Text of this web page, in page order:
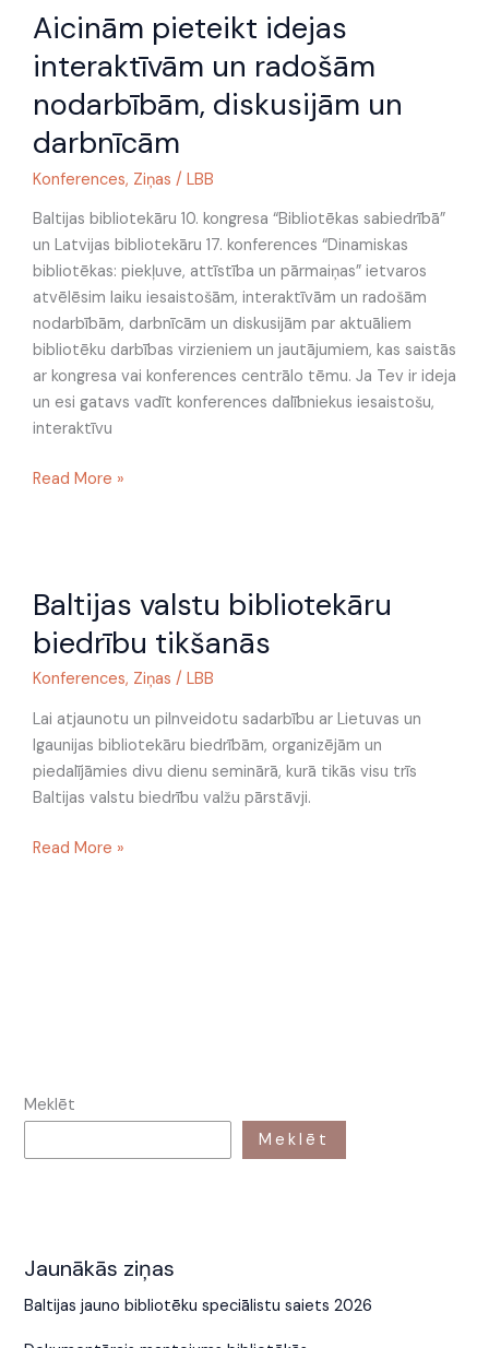
Aicinām pieteikt idejas
interaktīvām un radošām
nodarbībām, diskusijām un
darbnīcām
Konferences, Ziņas / LBB
Baltijas bibliotekāru 10. kongresa “Bibliotēkas sabiedrībā”
un Latvijas bibliotekāru 17. konferences “Dinamiskas
bibliotēkas: piekļuve, attīstība un pārmaiņas” ietvaros
atvēlēsim laiku iesaistošām, interaktīvām un radošām
nodarbībām, darbnīcām un diskusijām par aktuāliem
bibliotēku darbības virzieniem un jautājumiem, kas saistās
ar kongresa vai konferences centrālo tēmu. Ja Tev ir ideja
un esi gatavs vadīt konferences dalībniekus iesaistošu,
interaktīvu
pieteikt
interaktīvām
un
radošām
nodarbībām,
diskusijām
darbnīcām
Read More »
Baltijas valstu bibliotekāru
biedrību tikšanās
Konferences, Ziņas / LBB
Lai atjaunotu un pilnveidotu sadarbību ar Lietuvas un
Igaunijas bibliotekāru biedrībām, organizējām un
piedalījāmies divu dienu seminārā, kurā tikās visu trīs
Baltijas valstu biedrību valžu pārstāvji.
valstu
bibliotekāru
biedrību
tikšanās
Read More »
Meklēt
Meklēt
Jaunākās ziņas
Baltijas jauno bibliotēku speciālistu saiets 2026